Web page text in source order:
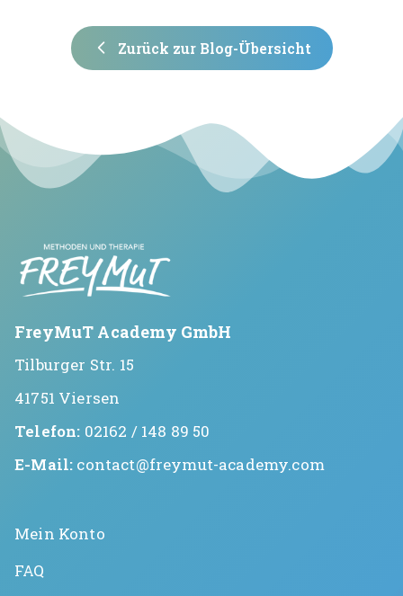
Zurück zur Blog-Übersicht
FreyMuT Academy GmbH
Tilburger Str. 15
41751 Viersen
Telefon: 02162 / 148 89 50
E-Mail: contact@freymut-academy.com
Mein Konto
FAQ